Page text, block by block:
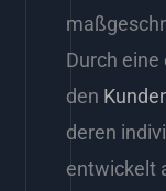
Durch
den
deren
entwickelt